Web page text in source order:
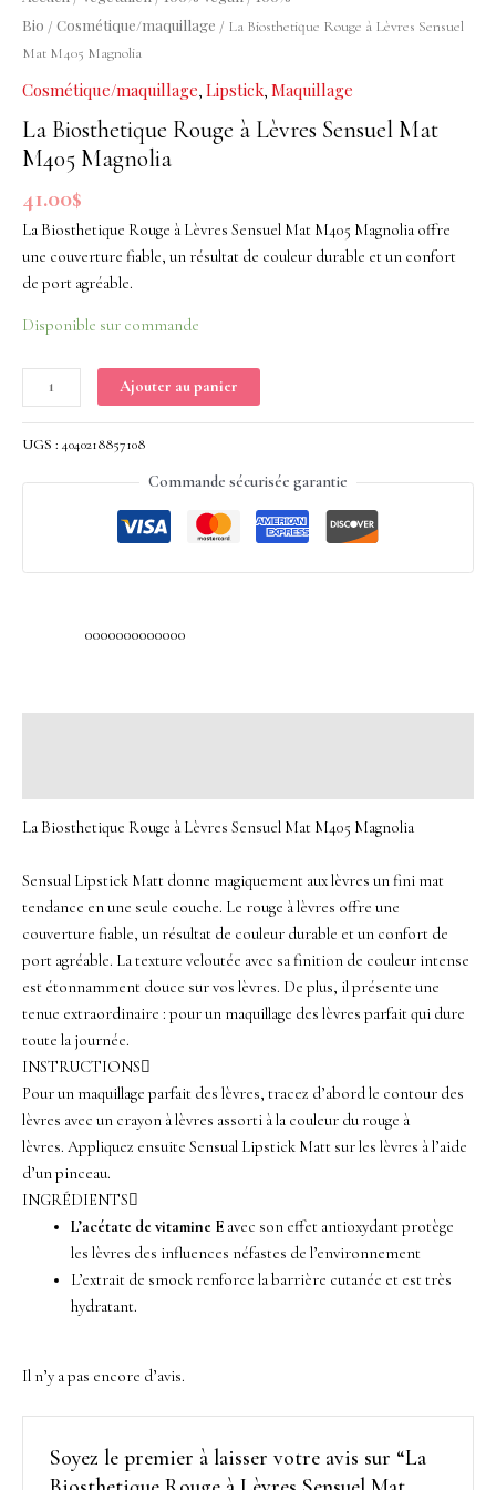
Bio / Cosmétique/maquillage / La Biosthetique Rouge à Lèvres Sensuel
Mat M405 Magnolia
Cosmétique/maquillage, Lipstick, Maquillage
La Biosthetique Rouge à Lèvres Sensuel Mat
M405 Magnolia
41.00$
La Biosthetique Rouge à Lèvres Sensuel Mat M405 Magnolia offre
une couverture fiable, un résultat de couleur durable et un confort
de port agréable.
Disponible sur commande
Mat
M405
Magnolia
Ajouter au panier
UGS : 4040218857108
Commande sécurisée garantie
0000000000000
La Biosthetique Rouge à Lèvres Sensuel Mat M405 Magnolia
Sensual Lipstick Matt donne magiquement aux lèvres un fini mat
tendance en une seule couche. Le rouge à lèvres offre une
couverture fiable, un résultat de couleur durable et un confort de
port agréable. La texture veloutée avec sa finition de couleur intense
est étonnamment douce sur vos lèvres. De plus, il présente une
tenue extraordinaire : pour un maquillage des lèvres parfait qui dure
toute la journée.
INSTRUCTIONS
Pour un maquillage parfait des lèvres, tracez d’abord le contour des
lèvres avec un crayon à lèvres assorti à la couleur du rouge à
lèvres. Appliquez ensuite Sensual Lipstick Matt sur les lèvres à l’aide
d’un pinceau.
INGRÉDIENTS
L’acétate de vitamine Eavec son effet antioxydant protège
les lèvres des influences néfastes de l’environnement
L’extrait de smock renforce la barrière cutanée et est très
hydratant.
Il n’y a pas encore d’avis.
Soyez le premier à laisser votre avis sur “La